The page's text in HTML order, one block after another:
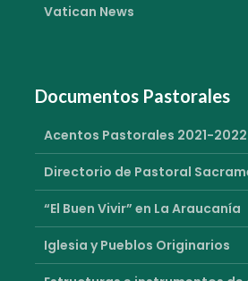
Vatican News
Documentos Pastorales
Acentos Pastorales 2021-2022
Directorio de Pastoral
“El Buen Vivir” en La Araucanía
Iglesia y Pueblos Originarios